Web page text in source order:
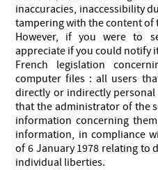
inaccuracies, inaccessibility
tampering with the content of
However, if you were to
appreciate if you could notify
French legislation
computer files : all users
directly or indirectly
that the administrator of the
information concerning
information, in compliance
of 6 January 1978 relating to
individual liberties.